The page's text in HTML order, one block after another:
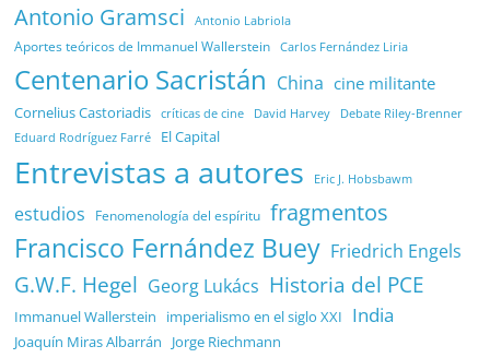
Antonio Gramsci Antonio Labriola
Aportes teóricos de Immanuel Wallerstein Carlos Fernández Liria
Centenario Sacristán China cine militante
Cornelius Castoriadis críticas de cine David Harvey Debate Riley-Brenner
Eduard Rodríguez Farré El Capital
Entrevistas a autores Eric J. Hobsbawm
estudios Fenomenología del espíritu fragmentos
Francisco Fernández Buey Friedrich Engels
G.W.F. Hegel Georg Lukács Historia del PCE
Immanuel Wallerstein imperialismo en el siglo XXI India
Joaquín Miras Albarrán Jorge Riechmann